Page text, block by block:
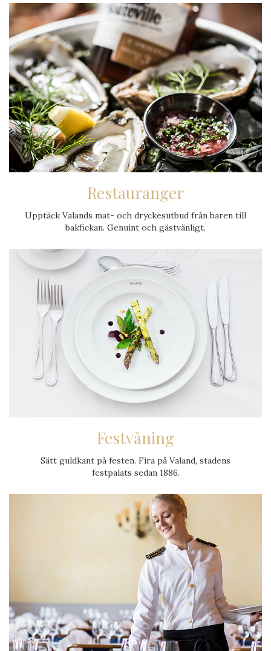
Restauranger
Upptäck Valands mat- och dryckes­utbud från baren till
bakfickan. Genuint och gästvänligt.
Festvåning
Sätt guldkant på festen. Fira på Valand, stadens
festpalats sedan 1886.